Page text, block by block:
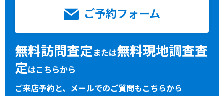
ご予約フォーム
無料訪問査定または無料現地調査査
定はこちらから
ご来店予約と、メールでのご質問もこちらから